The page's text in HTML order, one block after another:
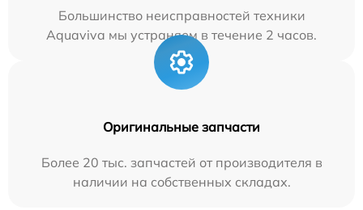
Большинство неисправностей техники
Aquaviva мы устраняем в течение 2 часов.
Оригинальные запчасти
Более 20 тыс. запчастей от производителя в
наличии на собственных складах.